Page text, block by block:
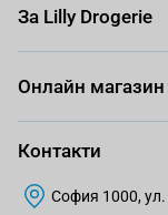
За Lilly Drogerie
Онлайн магазин
Контакти
София 1000,